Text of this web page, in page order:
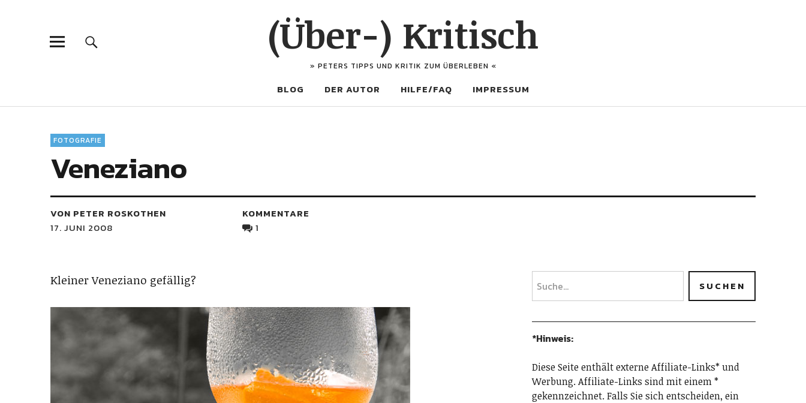
(Über-) Kritisch
» PETERS TIPPS UND KRITIK ZUM ÜBERLEBEN «
BLOG DER AUTOR HILFE/FAQ IMPRESSUM
FOTOGRAFIE
Veneziano
VON PETER ROSKOTHEN
17. JUNI 2008
KOMMENTARE
1
Kleiner Veneziano gefällig?
*Hinweis:
Diese Seite enthält externe Affiliate-Links* und
Werbung. Affiliate-Links sind mit einem *
gekennzeichnet. Falls Sie sich entscheiden, ein